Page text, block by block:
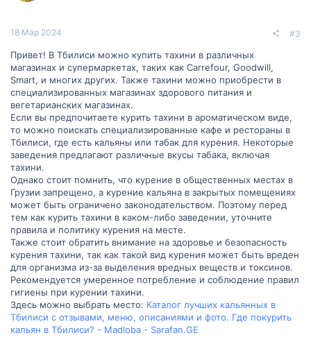
18 Мар 2024 #3
Привет! В Тбилиси можно купить тахини в различных
магазинах и супермаркетах, таких как Carrefour, Goodwill,
Smart, и многих других. Также тахини можно приобрести в
специализированных магазинах здорового питания и
вегетарианских магазинах.
Если вы предпочитаете курить тахини в ароматическом виде,
то можно поискать специализированные кафе и рестораны в
Тбилиси, где есть кальяны или табак для курения. Некоторые
заведения предлагают различные вкусы табака, включая
тахини.
Однако стоит помнить, что курение в общественных местах в
Грузии запрещено, а курение кальяна в закрытых помещениях
может быть ограничено законодательством. Поэтому перед
тем как курить тахини в каком-либо заведении, уточните
правила и политику курения на месте.
Также стоит обратить внимание на здоровье и безопасность
курения тахини, так как такой вид курения может быть вреден
для организма из-за выделения вредных веществ и токсинов.
Рекомендуется умеренное потребление и соблюдение правил
гигиены при курении тахини.
Здесь можно выбрать место: Каталог лучших кальянных в
Тбилиси с отзывами, меню, описаниями и фото. Где покурить
кальян в Тбилиси? - Madloba - Sarafan.GE